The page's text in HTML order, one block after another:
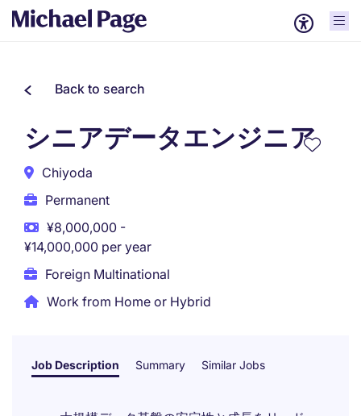
Back to search
シニアデータエンジニア
Chiyoda
Permanent
¥8,000,000 -
¥14,000,000 per year
Foreign Multinational
Work from Home or Hybrid
Job Description Summary Similar Jobs